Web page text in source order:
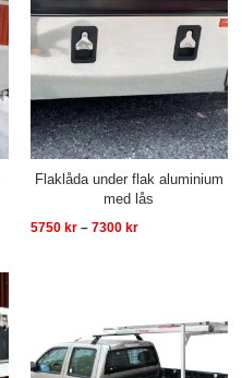
Flaklåda under flak aluminium
med lås
5750 kr – 7300 kr
7300 kr